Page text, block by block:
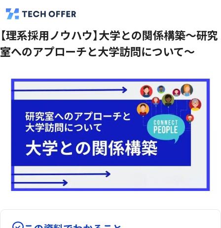
【理系採用ノウハウ】大学との関係構築〜研究
室へのアプローチと大学訪問について〜